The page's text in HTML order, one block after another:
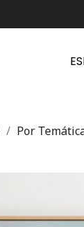
Por